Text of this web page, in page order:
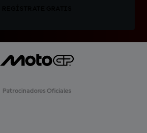
Patrocinadores Oficiales